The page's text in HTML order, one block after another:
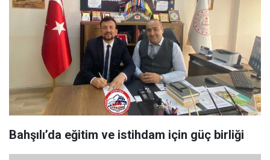
Bahşılı’da eğitim ve istihdam için güç birliği